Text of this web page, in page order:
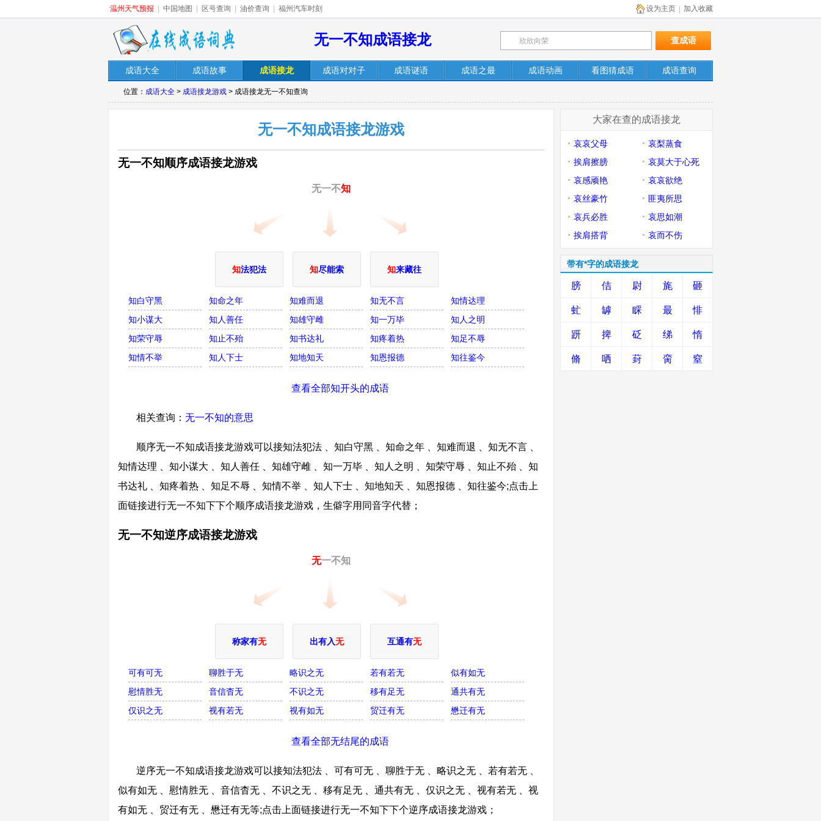
温州天气预报 中国地图 区号查询 油价查询 福州汽车时刻 加入收藏
设为主页
无一不知成语接龙
成语大全 成语故事 成语接龙 成语对对子 成语谜语 成语之最 成语动画 看图猜成语 成语查询
位置： 成语大全 > 成语接龙游戏 > 成语接龙无一不知查询
无一不知成语接龙游戏
无一不知顺序成语接龙游戏
无一不知
知法犯法 知尽能索 知来藏往
知白守黑 知命之年 知难而退 知无不言
知情达理
知小谋大
知人善任 知雄守雌 知一万毕
知人之明
知荣守辱
知止不殆 知书达礼 知疼着热
知足不辱
知情不举
知人下士 知地知天 知恩报德 知往鉴今
查看全部知开头的成语
相关查询： 无一不知的意思
顺序无一不知成语接龙游戏可以接知法犯法 、知白守黑 、知命之年 、知难而退 、知无不言 、
知情达理 、知小谋大 、知人善任 、知雄守雌 、知一万毕 、知人之明 、知荣守辱 、知止不殆 、知
书达礼 、知疼着热 、知足不辱 、知情不举 、知人下士 、知地知天 、知恩报德 、知往鉴今;点击上
面链接进行无一不知下下个顺序成语接龙游戏，生僻字用同音字代替；
无一不知逆序成语接龙游戏
无一不知
称家有无 出有入无 互通有无
可有可无 聊胜于无 略识之无 若有若无
似有如无
慰情胜无
音信杳无 不识之无 移有足无
通共有无
仅识之无
视有若无 视有如无 贸迁有无 懋迁有无
查看全部无结尾的成语
逆序无一不知成语接龙游戏可以接知法犯法 、可有可无 、聊胜于无 、略识之无 、若有若无 、
似有如无 、慰情胜无 、音信杳无 、不识之无 、移有足无 、通共有无 、仅识之无 、视有若无 、视
有如无 、贸迁有无 、懋迁有无等;点击上面链接进行无一不知下下个逆序成语接龙游戏；
大家在查的成语接龙
哀哀父母
哀梨蒸食
挨肩擦膀
哀莫大于心死
哀感顽艳
哀哀欲绝
哀丝豪竹
匪夷所思
哀兵必胜
哀思如潮
挨肩搭背
哀而不伤
带有*字的成语接龙
膀 佶 尉 旄 砸
虻 罅 睬 最 悱
趼 捭 砭 绨 惰
脩 哂 葑 脔 窒